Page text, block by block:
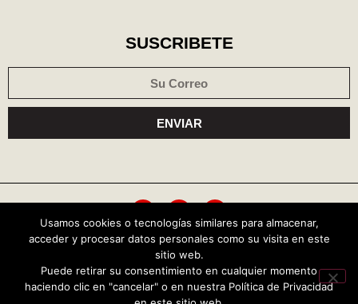
SUSCRIBETE
ENVIAR
Copyright © 2026 Central Política
Política de cookies Aviso de privacidad
Usamos cookies o tecnologías similares para almacenar,
acceder y procesar datos personales como su visita en este
sitio web.
Puede retirar su consentimiento en cualquier momento
haciendo clic en "cancelar" o en nuestra Política de Privacidad